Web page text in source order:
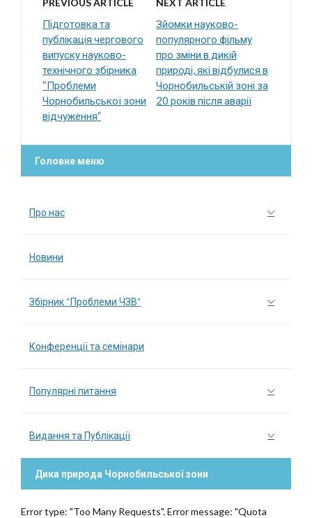
PREVIOUS ARTICLE
Підготовка та
публікація чергового
випуску науково-
технічного збірника
“Проблеми
Чорнобильської зони
відчуження”
NEXT ARTICLE
Зйомки науково-
популярного фільму
про зміни в дикій
природі, які відбулися в
Чорнобильській зоні за
20 років після аварії
Головне меню
Про нас
Новини
Збірник “Проблеми ЧЗВ”
Конференції та семінари
Популярні питання
Видання та Публікації
Дика природа Чорнобильської зони
Error type: "Too Many Requests". Error message: "Quota